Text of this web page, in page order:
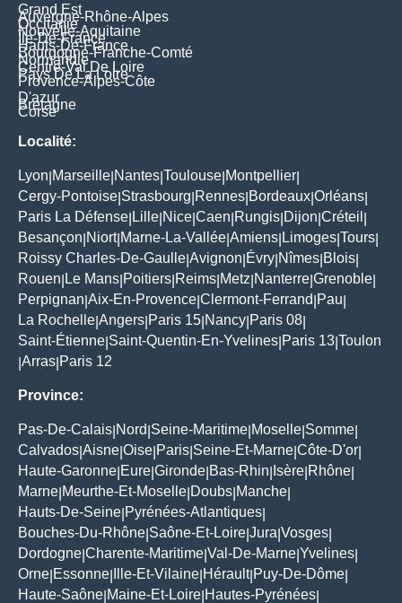
Grand Est
Auvergne-Rhône-Alpes
Occitanie
Nouvelle-Aquitaine
Île-De-France
Hauts-De-France
Bourgogne-Franche-Comté
Normandie
Centre-Val De Loire
Pays De La Loire
Provence-Alpes-Côte
D'azur
Bretagne
Corse
Localité:
Lyon Marseille Nantes Toulouse Montpellier
Cergy-Pontoise Strasbourg Rennes Bordeaux Orléans
Paris La Défense Lille Nice Caen Rungis Dijon Créteil
Besançon Niort| Marne-La-Vallée Amiens Limoges Tours
Roissy Charles-De-Gaulle Avignon Évry Nîmes Blois
Rouen Le Mans Poitiers Reims Metz Nanterre Grenoble
Perpignan Aix-En-Provence Clermont-Ferrand Pau
La Rochelle Angers Paris 15 Nancy Paris 08
Saint-Étienne Saint-Quentin-En-Yvelines Paris 13 Toulon
Arras Paris 12
Province:
Pas-De-Calais Nord Seine-Maritime Moselle Somme
Calvados Aisne Oise Paris Seine-Et-Marne Côte-D'or
Haute-Garonne Eure Gironde Bas-Rhin Isère Rhône
Marne Meurthe-Et-Moselle Doubs Manche
Hauts-De-Seine Pyrénées-Atlantiques
Bouches-Du-Rhône Saône-Et-Loire Jura Vosges
Dordogne Charente-Maritime Val-De-Marne Yvelines
Orne Essonne Ille-Et-Vilaine Hérault| Puy-De-Dôme
Haute-Saône Maine-Et-Loire Hautes-Pyrénées